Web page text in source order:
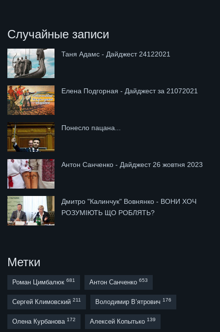
Случайные записи
Таня Адамс - Дайджест 24122021
Елена Подгорная - Дайджест за 21072021
Понесло пацана...
Антон Санченко - Дайджест 26 жовтня 2023
Дмитро "Калинчук" Вовнянко - ВОНИ ХОЧ
РОЗУМІЮТЬ ЩО РОБЛЯТЬ?
Метки
Роман Цимбалюк 681 Антон Санченко 653
Сергей Климовский 211 Володимир В’ятрович 176
Олена Курбанова 172 Алексей Копытько 139